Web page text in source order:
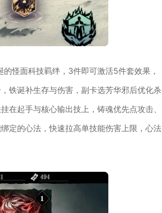
怪面科技羁绊，3件即可激活5件套效果，
铁诞补生存与伤害，副卡选芳华邪后优化杀
在起手与核心输出技上，铸魂优先点攻击、
定的心法，快速拉高单技能伤害上限，心法